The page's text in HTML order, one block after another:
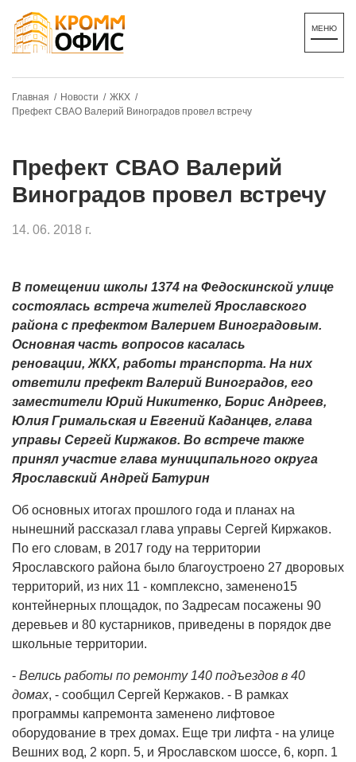
Главная / Новости / ЖКХ /
Префект СВАО Валерий Виноградов провел встречу
Префект СВАО Валерий
Виноградов провел встречу
14. 06. 2018 г.
В помещении школы 1374 на Федоскинской улице
состоялась встреча жителей Ярославского
района с префектом Валерием Виноградовым.
Основная часть вопросов касалась
реновации, ЖКХ, работы транспорта. На них
ответили префект Валерий Виноградов, его
заместители Юрий Никитенко, Борис Андреев,
Юлия Гримальская и Евгений Каданцев, глава
управы Сергей Киржаков. Во встрече также
принял участие глава муниципального округа
Ярославский Андрей Батурин
Об основных итогах прошлого года и планах на
нынешний рассказал глава управы Сергей Киржаков.
По его словам, в 2017 году на территории
Ярославского района было благоустроено 27 дворовых
территорий, из них 11 - комплексно, заменено15
контейнерных площадок, по 3адресам посажены 90
деревьев и 80 кустарников, приведены в порядок две
школьные территории.
- Велись работы по ремонту 140 подъездов в 40
домах, - сообщил Сергей Кержаков. - В рамках
программы капремонта заменено лифтовое
оборудование в трех домах. Еще три лифта - на улице
Вешних вод, 2 корп. 5, и Ярославском шоссе, 6, корп. 1